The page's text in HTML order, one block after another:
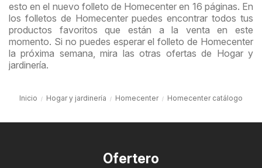
esto en el nuevo folleto de Homecenter en 16 páginas. En
los folletos de Homecenter puedes encontrar todos tus
productos favoritos que están a la venta en este
momento. Si no puedes esperar el folleto de Homecenter
la próxima semana, mira las otras ofertas de Hogar y
jardinería.
Inicio Hogar y jardinería Homecenter Homecenter catálogo
Ofertero